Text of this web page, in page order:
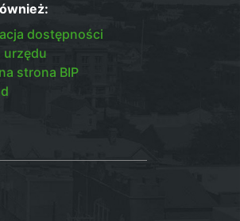
dostępności
urzędu
strona BIP